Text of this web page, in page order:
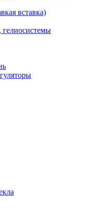
вставка)
гелиосистемы